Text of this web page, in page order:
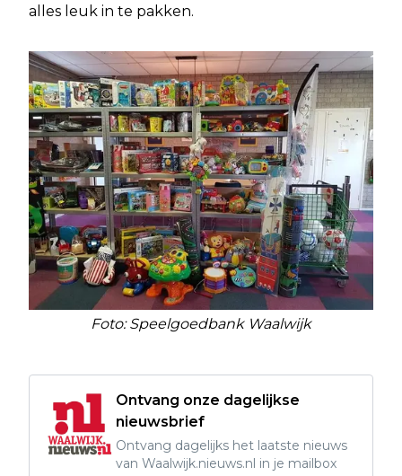
alles leuk in te pakken.
Foto: Speelgoedbank Waalwijk
Ontvang onze dagelijkse
nieuwsbrief
Ontvang dagelijks het laatste nieuws
van Waalwijk.nieuws.nl in je mailbox